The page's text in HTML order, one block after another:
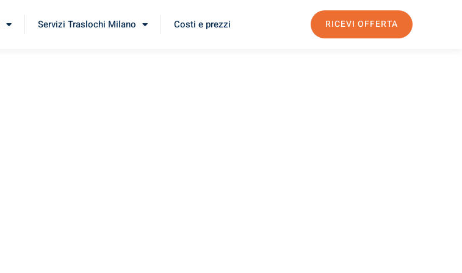
Servizi Traslochi Milano Costi e prezzi RICEVI OFFERTA